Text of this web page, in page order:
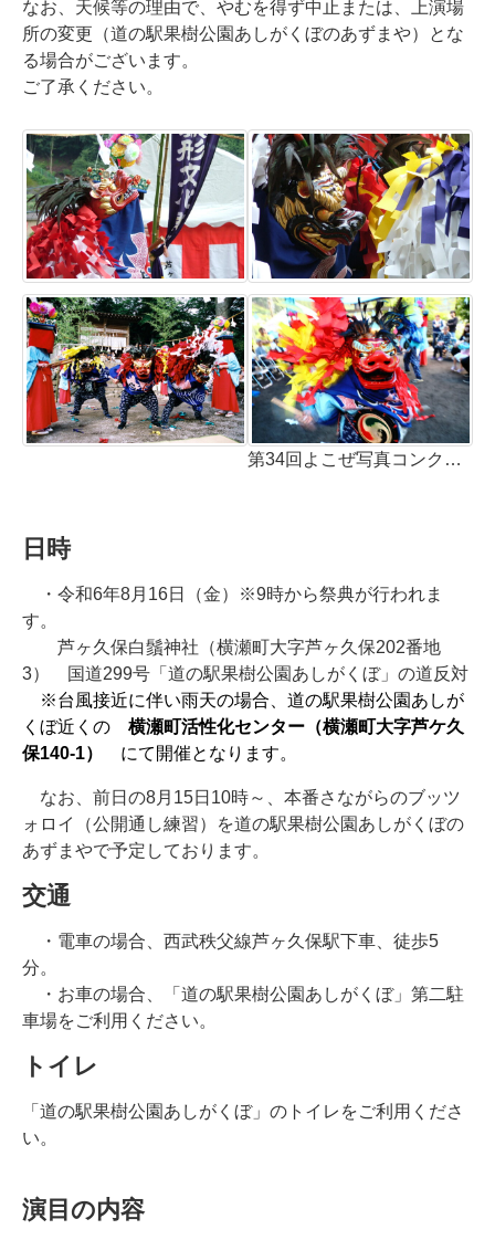
なお、天候等の理由で、やむを得ず中止または、上演場
所の変更（道の駅果樹公園あしがくぼのあずまや）とな
る場合がございます。
ご了承ください。
第34回よこぜ写真コンクール受賞作品
日時
・令和6年8月16日（金）※9時から祭典が行われま
す。
芦ヶ久保白鬚神社（横瀬町大字芦ヶ久保202番地
3） 国道299号「道の駅果樹公園あしがくぼ」の道反対
※台風接近に伴い雨天の場合、道の駅果樹公園あしが
くぼ近くの 横瀬町活性化センター（横瀬町大字芦ケ久
保140-1） にて開催となります。
なお、前日の8月15日10時～、本番さながらのブッツ
ォロイ（公開通し練習）を道の駅果樹公園あしがくぼの
あずまやで予定しております。
交通
・電車の場合、西武秩父線芦ヶ久保駅下車、徒歩5
分。
・お車の場合、「道の駅果樹公園あしがくぼ」第二駐
車場をご利用ください。
トイレ
「道の駅果樹公園あしがくぼ」のトイレをご利用くださ
い。
演目の内容